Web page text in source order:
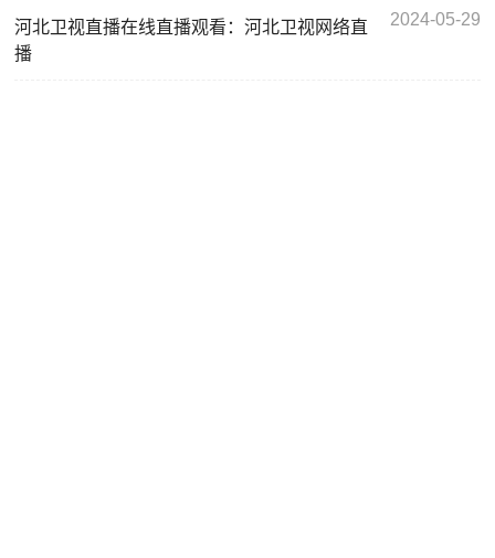
河北卫视直播在线直播观看：河北卫视网络直
播
2024-05-29